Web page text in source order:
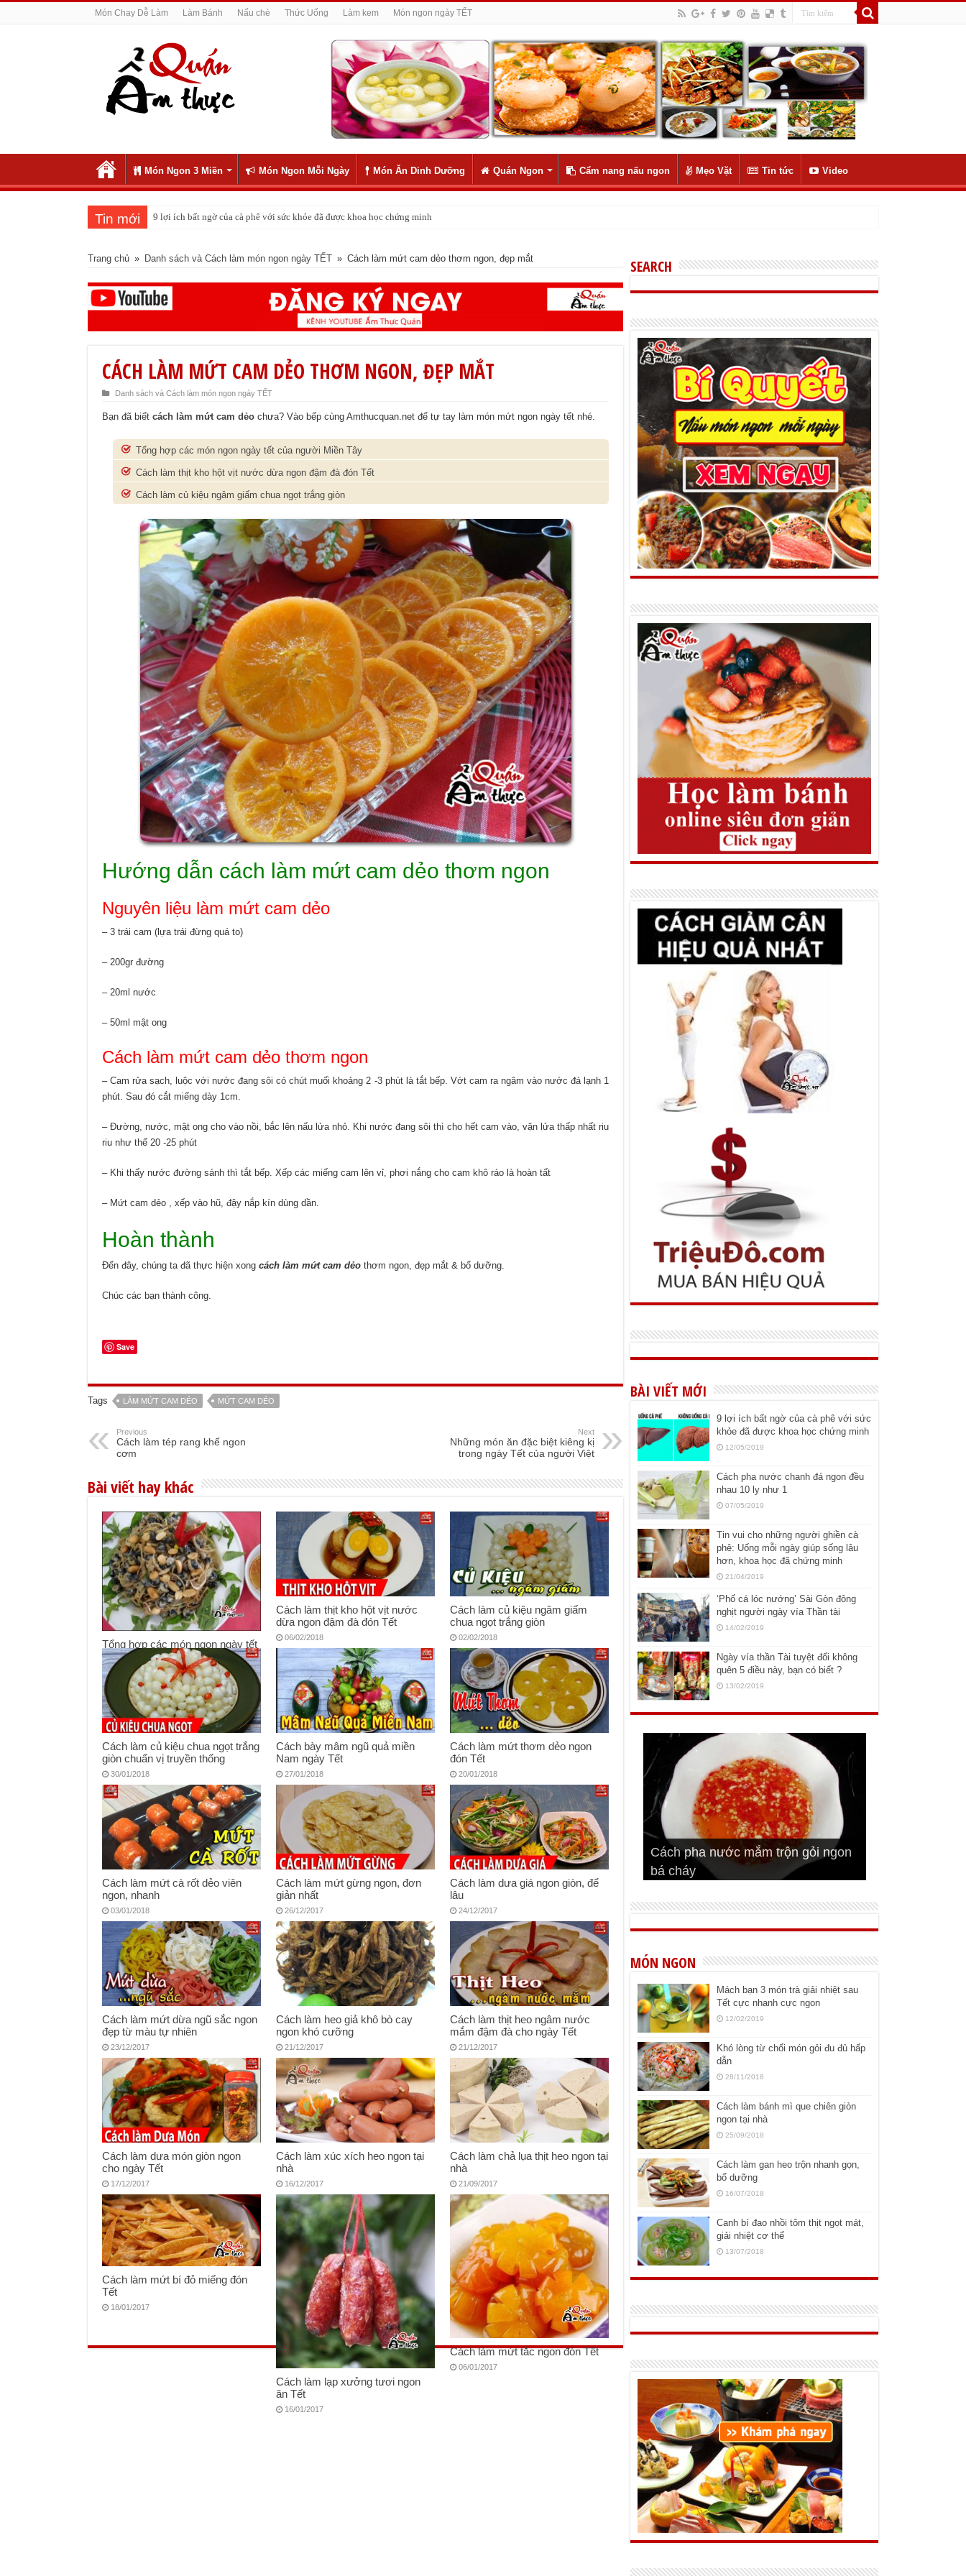
Món Chay Dễ Làm Làm Bánh Nấu chè Thức Uống Làm kem Món ngon ngày TẾT
Món Ngon 3 Miền Món Ngon Mỗi Ngày Món Ăn Dinh Dưỡng Quán Ngon Cẩm nang nấu ngon Mẹo Vặt Tin tức Video
Tin mới 9 lợi ích bất ngờ của cà phê với sức khỏe đã được khoa học chứng minh
Trang chủ » Danh sách và Cách làm món ngon ngày TẾT » Cách làm mứt cam dẻo thơm ngon, đẹp mắt
CÁCH LÀM MỨT CAM DẺO THƠM NGON, ĐẸP MẮT
Danh sách và Cách làm món ngon ngày TẾT
Bạn đã biết cách làm mứt cam dẻo chưa? Vào bếp cùng Amthucquan.net để tự tay làm món mứt ngon ngày tết nhé.
Tổng hợp các món ngon ngày tết của người Miền Tây
Cách làm thịt kho hột vịt nước dừa ngon đậm đà đón Tết
Cách làm củ kiệu ngâm giấm chua ngọt trắng giòn
Hướng dẫn cách làm mứt cam dẻo thơm ngon
Nguyên liệu làm mứt cam dẻo
– 3 trái cam (lựa trái đừng quá to)
– 200gr đường
– 20ml nước
– 50ml mật ong
Cách làm mứt cam dẻo thơm ngon
– Cam rửa sạch, luộc với nước đang sôi có chút muối khoảng 2 -3 phút là tắt bếp. Vớt cam ra ngâm vào nước đá lạnh 1
phút. Sau đó cắt miếng dày 1cm.
– Đường, nước, mật ong cho vào nồi, bắc lên nấu lửa nhỏ. Khi nước đang sôi thì cho hết cam vào, vặn lửa thấp nhất riu
riu như thế 20 -25 phút
– Khi thấy nước đường sánh thì tắt bếp. Xếp các miếng cam lên vỉ, phơi nắng cho cam khô ráo là hoàn tất
– Mứt cam dẻo , xếp vào hũ, đậy nắp kín dùng dần.
Hoàn thành
Đến đây, chúng ta đã thực hiện xong cách làm mứt cam dẻo thơm ngon, đẹp mắt & bổ dưỡng.
Chúc các bạn thành công.
Save
Tags LÀM MỨT CAM DẺO MỨT CAM DẺO
Previous
Cách làm tép rang khế ngon
cơm
Next
Những món ăn đặc biệt kiêng kị
trong ngày Tết của người Việt
Bài viết hay khác
Tổng hợp các món ngon ngày tết
của người Miền Tây
08/02/2018
Cách làm thịt kho hột vịt nước
dừa ngon đậm đà đón Tết
06/02/2018
Cách làm củ kiệu ngâm giấm
chua ngọt trắng giòn
02/02/2018
Cách làm củ kiệu chua ngọt trắng
giòn chuẩn vị truyền thống
30/01/2018
Cách bày mâm ngũ quả miền
Nam ngày Tết
27/01/2018
Cách làm mứt thơm dẻo ngon
đón Tết
20/01/2018
Cách làm mứt cà rốt dẻo viên
ngon, nhanh
03/01/2018
Cách làm mứt gừng ngon, đơn
giản nhất
26/12/2017
Cách làm dưa giá ngon giòn, để
lâu
24/12/2017
Cách làm mứt dừa ngũ sắc ngon
đẹp từ màu tự nhiên
23/12/2017
Cách làm heo giả khô bò cay
ngon khó cưỡng
21/12/2017
Cách làm thịt heo ngâm nước
mắm đậm đà cho ngày Tết
21/12/2017
Cách làm dưa món giòn ngon
cho ngày Tết
17/12/2017
Cách làm xúc xích heo ngon tại
nhà
16/12/2017
Cách làm chả lụa thịt heo ngon tại
nhà
21/09/2017
Cách làm mứt bí đỏ miếng đón
Tết
18/01/2017
Cách làm lạp xưởng tươi ngon
ăn Tết
16/01/2017
Cách làm mứt tắc ngon đón Tết
06/01/2017
SEARCH
BÀI VIẾT MỚI
9 lợi ích bất ngờ của cà phê với sức
khỏe đã được khoa học chứng minh
12/05/2019
Cách pha nước chanh đá ngon đều
nhau 10 ly như 1
07/05/2019
Tin vui cho những người ghiền cà
phê: Uống mỗi ngày giúp sống lâu
hơn, khoa học đã chứng minh
21/04/2019
‘Phố cá lóc nướng’ Sài Gòn đông
nghịt người ngày vía Thần tài
14/02/2019
Ngày vía thần Tài tuyệt đối không
quên 5 điều này, bạn có biết ?
13/02/2019
Cách pha nước mắm trộn gỏi ngon
bá cháy
Bí quyết để chiên đậu hũ giòn ngon
Cách ướp sườn non nướng ngon
đúng vị
Cách ướp thịt heo chiên ngon mềm
Bật mí cách ướp sườn cơm tấm
ngon
MÓN NGON
Mách bạn 3 món trà giải nhiệt sau
Tết cực nhanh cực ngon
12/02/2019
Khó lòng từ chối món gỏi đu đủ hấp
dẫn
28/11/2018
Cách làm bánh mì que chiên giòn
ngon tại nhà
25/09/2018
Cách làm gan heo trộn nhanh gọn,
bổ dưỡng
16/07/2018
Canh bí đao nhồi tôm thịt ngọt mát,
giải nhiệt cơ thể
13/07/2018